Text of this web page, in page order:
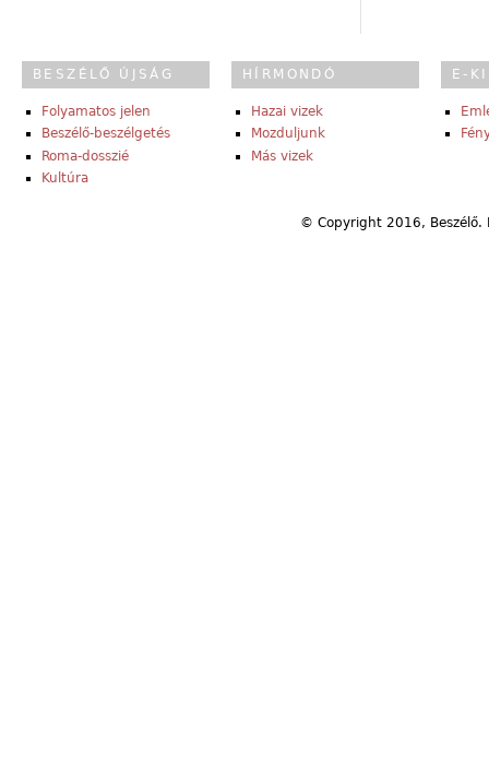
BESZÉLŐ ÚJSÁG
Folyamatos jelen
Beszélő-beszélgetés
Roma-dosszié
Kultúra
HÍRMONDÓ
Hazai vizek
Mozduljunk
Más vizek
E-
© Copyright 2016,